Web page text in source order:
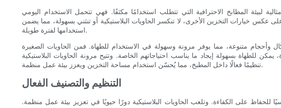
لبيئة المطابخ الاحترافية التي تتطلب استخدامًا مكثفًا. فهي تتحمل الاستخدام اليومي
عكس خيارات التخزين الأخرى، لا تنكسر الحاويات البلاستيكية أو تنثني بسهولة، مما يضمن
استخدامها لفترة طويلة.
وأحجام متنوعة، مما يوفر مرونة وسهولة في الاستخدام للطهاة. فمن الحاويات الصغيرة
يمكن للطهاة بسهولة إيجاد ما يناسب احتياجاتهم الخاصة. وتتيح مرونة الحاويات البلاستيكية
تنظيمًا فعالًا داخل المطبخ، مما يُحسّن استخدام مساحة التخزين ويعزز بيئة عمل منظمة.
التنظيم والتصنيف الفعال
للحفاظ على الكفاءة. وتلعب الحاويات البلاستيكية دورًا حيويًا في تعزيز بيئة عمل منظمة.